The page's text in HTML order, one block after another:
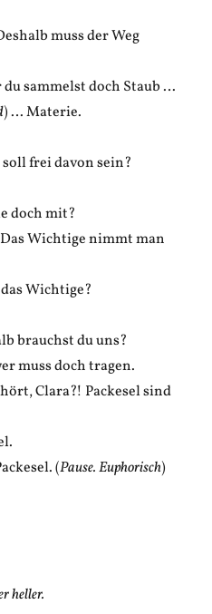
muss der Weg
du sammelst doch Staub …
) … Materie.
frei davon sein?
doch mit?
Wichtige nimmt man
Wichtige?
brauchst du uns?
muss doch tragen.
Clara?! Packesel sind
(Pause. Euphorisch)
heller.